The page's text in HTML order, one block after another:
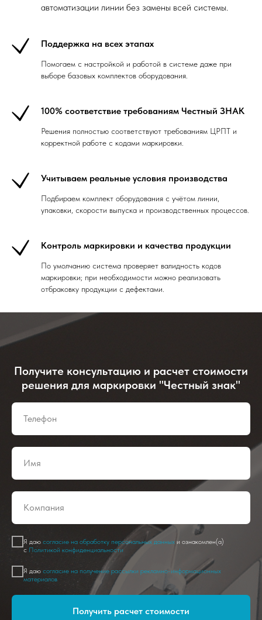
автоматизации линии без замены всей системы.
Поддержка на всех этапах
Помогаем с настройкой и работой в системе даже при
выборе базовых комплектов оборудования.
100% соответствие требованиям Честный ЗНАК
Решения полностью соответствуют требованиям ЦРПТ и
корректной работе с кодами маркировки.
Учитываем реальные условия производства
Подбираем комплект оборудования с учётом линии,
упаковки, скорости выпуска и производственных процессов.
Контроль маркировки и качества продукции
По умолчанию система проверяет валидность кодов
маркировки; при необходимости можно реализовать
отбраковку продукции с дефектами.
Получите консультацию и расчет стоимости
решения для маркировки "Честный знак"
Я даю согласие на обработку персональных данных и ознакомлен(а)
с Политикой конфиденциальности
Я даю согласие на получение рассылки рекламно-информационных
материалов
Получить расчет стоимости